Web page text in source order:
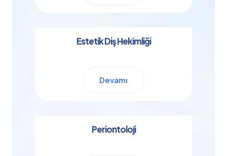
Estetik Diş Hekimliği
Devamı
Periontoloji